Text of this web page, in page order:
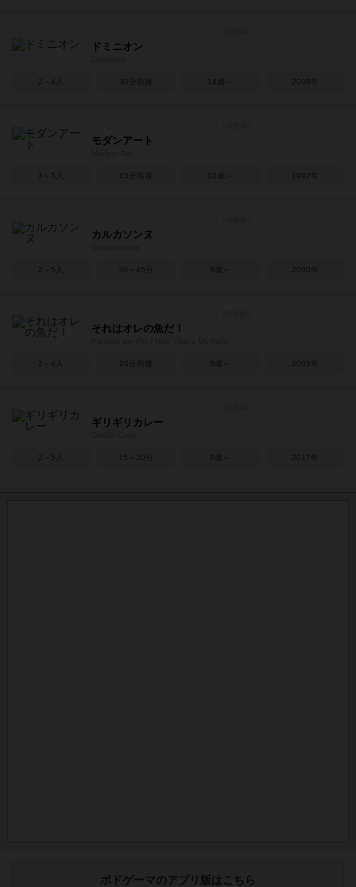
ドミニオン
2～4人 30分前後 14歳～ 2008年
モダンアート
3～5人 45分前後 10歳～ 1992年
カルカソンヌ
2～5人 30～45分 8歳～ 2000年
それはオレの魚だ！
2～4人 20分前後 8歳～ 2005年
ギリギリカレー
2～5人 15～20分 8歳～ 2017年
ボドゲーマのアプリ版はこちら